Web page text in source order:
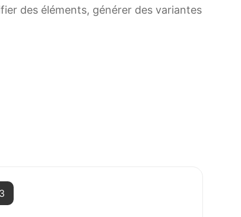
des éléments, générer des variantes
3